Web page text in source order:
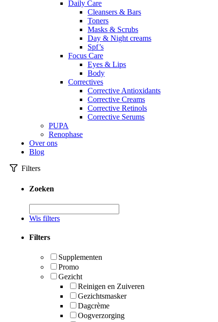
Daily Care
Cleansers & Bars
Toners
Masks & Scrubs
Day & Night creams
Spf’s
Focus Care
Eyes & Lips
Body
Correctives
Corrective Antioxidants
Corrective Creams
Corrective Retinols
Corrective Serums
PUPA
Renophase
Over ons
Blog
Filters
Zoeken
Wis filters
Filters
Supplementen
Promo
Gezicht
Reinigen en Zuiveren
Gezichtsmasker
Dagcrème
Oogverzorging